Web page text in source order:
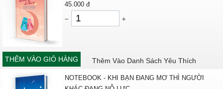
45.000 đ
−
+
THÊM VÀO GIỎ HÀNG Thêm Vào Danh Sách Yêu Thích
NOTEBOOK - KHI BẠN ĐANG MƠ THÌ NGƯỜI